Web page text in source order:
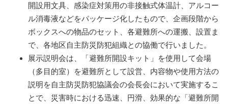
開設用文具、感染症対策用の非接触式体温計、アルコー
ル消毒液などをパッケージ化したもので、企画段階から
ボックスへの物品のセット、各避難所への運搬、設置ま
で、各地区自主防災防犯組織との協働で行いました。
展示説明会は、「避難所開設キット」を使用して会場
（多目的室）を避難所として設営、内容物や使用方法の
説明を自主防災防犯協議会の会長会において実施するこ
とで、災害時における迅速、円滑、効果的な「避難所開